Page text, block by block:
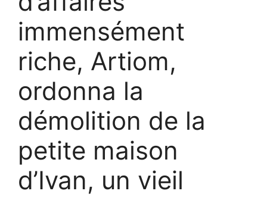
immensément
riche, Artiom,
ordonna la
démolition de la
petite maison
d’Ivan, un vieil